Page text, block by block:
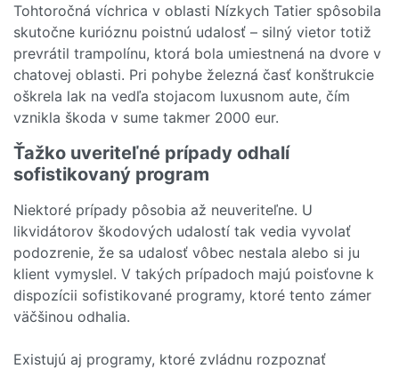
Tohtoročná víchrica v oblasti Nízkych Tatier spôsobila
skutočne kurióznu poistnú udalosť – silný vietor totiž
prevrátil trampolínu, ktorá bola umiestnená na dvore v
chatovej oblasti. Pri pohybe železná časť konštrukcie
oškrela lak na vedľa stojacom luxusnom aute, čím
vznikla škoda v sume takmer 2000 eur.
Ťažko uveriteľné prípady odhalí
sofistikovaný program
Niektoré prípady pôsobia až neuveriteľne. U
likvidátorov škodových udalostí tak vedia vyvolať
podozrenie, že sa udalosť vôbec nestala alebo si ju
klient vymyslel. V takých prípadoch majú poisťovne k
dispozícii sofistikované programy, ktoré tento zámer
väčšinou odhalia.
Existujú aj programy, ktoré zvládnu rozpoznať